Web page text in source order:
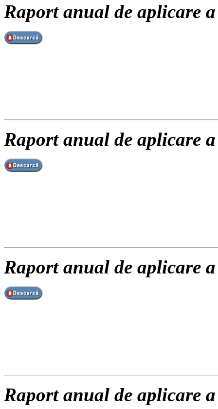
Raport anual de aplicare
Raport anual de aplicare
Raport anual de aplicare
Raport anual de aplicare